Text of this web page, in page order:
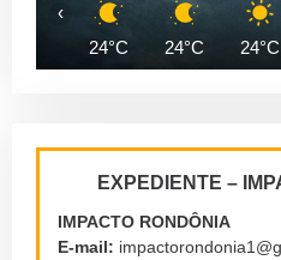
24°C 24°C 24°C
‹
EXPEDIENTE –
IMPACTO RONDÔNIA
E-mail: